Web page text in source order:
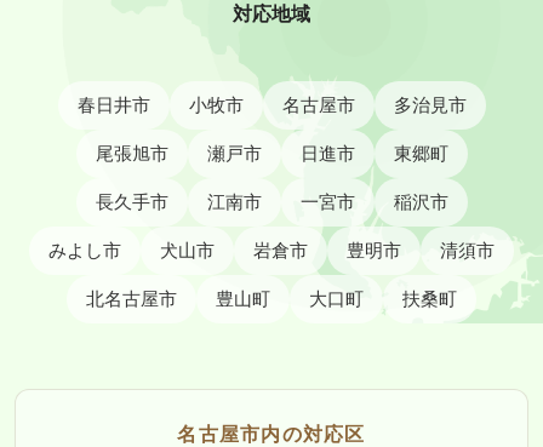
対応地域
春日井市 小牧市 名古屋市 多治見市
尾張旭市 瀬戸市 日進市 東郷町
長久手市 江南市 一宮市 稲沢市
みよし市 犬山市 岩倉市 豊明市 清須市
北名古屋市 豊山町 大口町 扶桑町
名古屋市内の対応区